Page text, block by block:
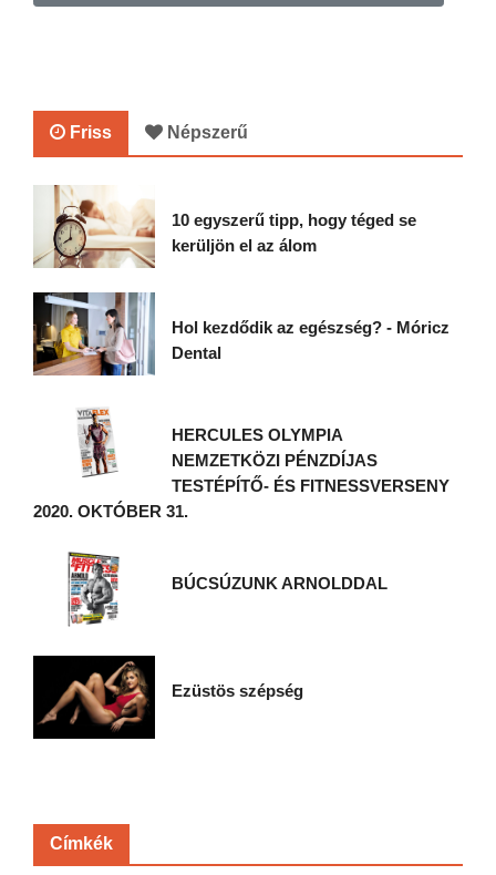
Friss Népszerű
10 egyszerű tipp, hogy téged se
kerüljön el az álom
Hol kezdődik az egészség? - Móricz
Dental
HERCULES OLYMPIA
NEMZETKÖZI PÉNZDÍJAS
TESTÉPÍTŐ- ÉS FITNESSVERSENY
2020. OKTÓBER 31.
BÚCSÚZUNK ARNOLDDAL
Ezüstös szépség
Címkék